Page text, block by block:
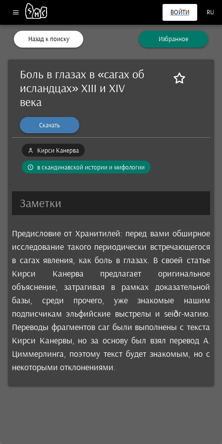
ВОЙТИ RU
Назад к поиску Избранное
Боль в глазах в «сагах об
исландцах» XIII и XIV
века
Скачать
Кирси Канерва
в скандинавской истории и мифологии
Заметки
Предисловие от Хранитилей: перед вами обширное
исследование такого периодически встречающегося
в сагах явления, как боль в глазах. В своей статье
Кирси Канерва предлагает оригинальное
объяснение, затрагивая в рамках доказательной
базы, среди прочего, уже знакомые нашим
подписчикам эльфийские выстрелы и seiðr-магию.
Переводы фрагментов саг были выполнены с текста
Кирси Канервы, но за основу был взял перевод А.
Циммерлинга, поэтому текст будет знакомым, но с
некоторыми отклонениями.